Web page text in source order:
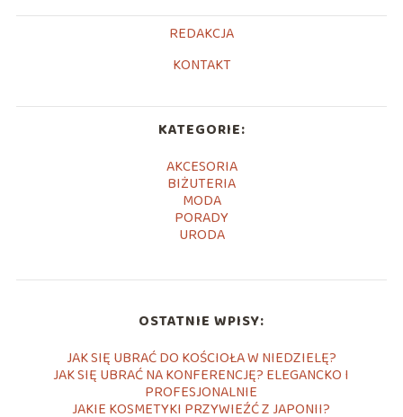
REDAKCJA
KONTAKT
KATEGORIE:
AKCESORIA
BIŻUTERIA
MODA
PORADY
URODA
OSTATNIE WPISY:
JAK SIĘ UBRAĆ DO KOŚCIOŁA W NIEDZIELĘ?
JAK SIĘ UBRAĆ NA KONFERENCJĘ? ELEGANCKO I
PROFESJONALNIE
JAKIE KOSMETYKI PRZYWIEŹĆ Z JAPONII?